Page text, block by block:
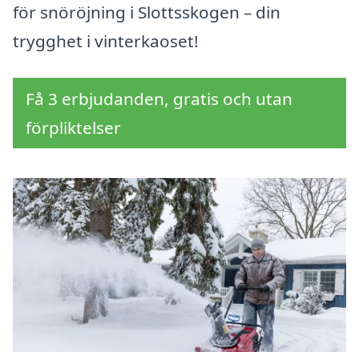
för snöröjning i Slottsskogen – din
trygghet i vinterkaoset!
Få 3 erbjudanden, gratis och utan
förpliktelser